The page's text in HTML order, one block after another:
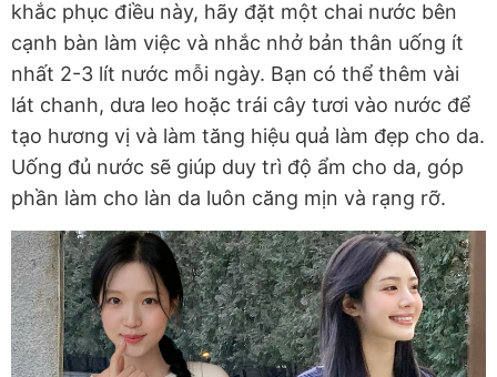
khắc phục điều này, hãy đặt một chai nước bên
cạnh bàn làm việc và nhắc nhở bản thân uống ít
nhất 2-3 lít nước mỗi ngày. Bạn có thể thêm vài
lát chanh, dưa leo hoặc trái cây tươi vào nước để
tạo hương vị và làm tăng hiệu quả làm đẹp cho da.
Uống đủ nước sẽ giúp duy trì độ ẩm cho da, góp
phần làm cho làn da luôn căng mịn và rạng rỡ.